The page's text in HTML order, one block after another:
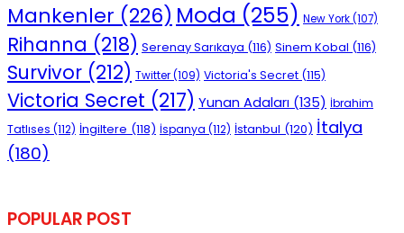
Mankenler (226) Moda (255) New York(107)
Rihanna (218) Serenay Sarıkaya (116) Sinem Kobal (116)
Survivor (212) Twitter(109) Victoria's Secret (115)
Victoria Secret (217) Yunan Adaları (135) İbrahim
Tatlıses (112) İngiltere (118) İspanya (112) İstanbul (120) İtalya
(180)
POPULAR POST